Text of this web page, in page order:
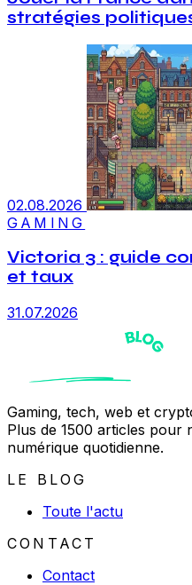
stratégies
02.08.2026
GAMING
Victoria 3 : guide
et taux
31.07.2026
Gaming, tech, web et
Plus de 1500 articles
numérique quotidienne.
LE BLOG
Toute l'actu
CONTACT
Contact